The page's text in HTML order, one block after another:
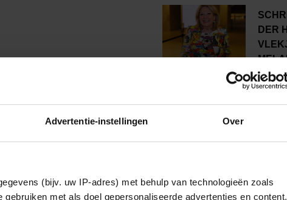
Advertentie-instellingen Over
(bijv. uw IP-adres) met behulp van technologieën zoals
met als doel gepersonaliseerde advertenties en content,